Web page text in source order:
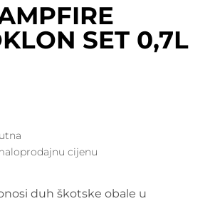
SET 0,7L
cijenu
duh škotske obale u